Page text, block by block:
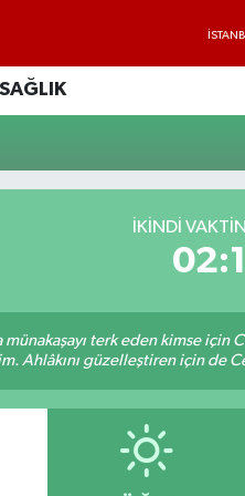
SAĞLIK
İKINDI
terk eden kimse
Ahlâkını güzelleştiren için